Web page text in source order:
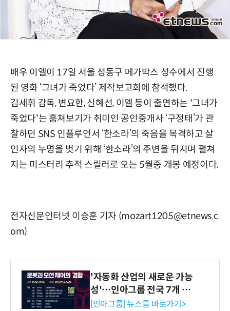
배우 이엘이 17일 서울 성동구 메가박스 성수에서 진행
된 영화 ‘그녀가 죽었다’ 제작보고회에 참석했다.
김세휘 감독, 변요한, 신혜선, 이엘 등이 출연하는 '그녀가
죽었다'는 훔쳐보기가 취미인 공인중개사 ‘구정태’가 관
찰하던 SNS 인플루언서 ‘한소라’의 죽음을 목격하고 살
인자의 누명을 벗기 위해 ‘한소라’의 주변을 뒤지며 펼쳐
지는 미스터리 추적 스릴러로 오는 5월중 개봉 예정이다.
전자신문인터넷 이승훈 기자 (mozart1205@etnews.c
om)
'자동화 산업의 새로운 가능
성'…인아그룹 전국 7개 도
시 세미나 페어 개최
[인아그룹] 뉴스룸 바로가기>